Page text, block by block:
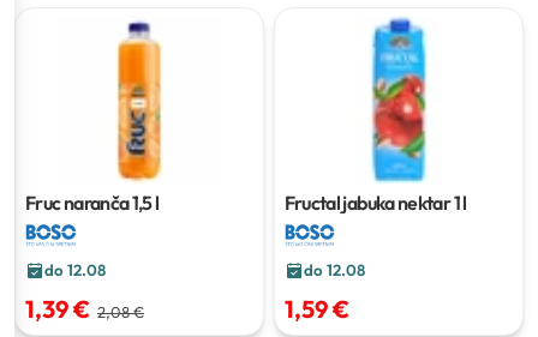
Fruc naranča1,5 l
do 12.08
1,39 € 2,08 €
Fructal jabuka nektar1 l
do 12.08
1,59 €